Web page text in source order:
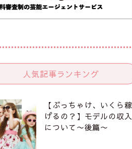
人気記事ランキング
【ぶっちゃけ、いくら稼
げるの？】モデルの収入
について〜後篇〜